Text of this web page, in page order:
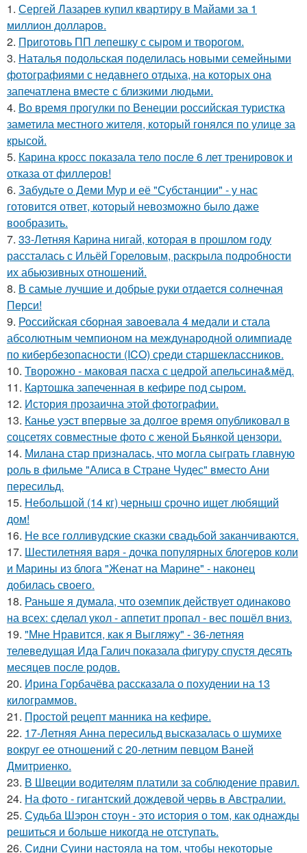
1. Сергей Лазарев купил квартиру в Майами за 1
миллион долларов.
2. Приготовь ПП лепешку с сыром и творогом.
3. Наталья подольская поделилась новыми семейными
фотографиями с недавнего отдыха, на которых она
запечатлена вместе с близкими людьми.
4. Во время прогулки по Венеции российская туристка
заметила местного жителя, который гонялся по улице за
крысой.
5. Карина кросс показала тело после 6 лет тренировок и
отказа от филлеров!
6. Забудьте о Деми Мур и её "Субстанции" - у нас
готовится ответ, который невозможно было даже
вообразить.
7. 33-Летняя Карина нигай, которая в прошлом году
рассталась с Ильёй Гореловым, раскрыла подробности
их абьюзивных отношений.
8. В самые лучшие и добрые руки отдается солнечная
Перси!
9. Российская сборная завоевала 4 медали и стала
абсолютным чемпионом на международной олимпиаде
по кибербезопасности (ICO) среди старшеклассников.
10. Творожно - маковая пасха с цедрой апельсина&мёд.
11. Картошка запеченная в кефире под сыром.
12. История прозаична этой фотографии.
13. Канье уэст впервые за долгое время опубликовал в
соцсетях совместные фото с женой Бьянкой цензори.
14. Милана стар призналась, что могла сыграть главную
роль в фильме "Алиса в Стране Чудес" вместо Ани
пересильд.
15. Небольшой (14 кг) черныш срочно ищет любящий
дом!
16. Не все голливудские сказки свадьбой заканчиваются.
17. Шестилетняя варя - дочка популярных блогеров коли
и Марины из блога "Женат на Марине" - наконец
добилась своего.
18. Раньше я думала, что оземпик действует одинаково
на всех: сделал укол - аппетит пропал - вес пошёл вниз.
19. "Мне Нравится, как я Выгляжу" - 36-летняя
телеведущая Ида Галич показала фигуру спустя десять
месяцев после родов.
20. Ирина Горбачёва рассказала о похудении на 13
килограммов.
21. Простой рецепт манника на кефире.
22. 17-Летняя Анна пересильд высказалась о шумихе
вокруг ее отношений с 20-летним певцом Ваней
Дмитриенко.
23. В Швеции водителям платили за соблюдение правил.
24. На фото - гигантский дождевой червь в Австралии.
25. Судьба Шэрон стоун - это история о том, как однажды
решиться и больше никогда не отступать.
26. Сидни Суини настояла на том, чтобы некоторые